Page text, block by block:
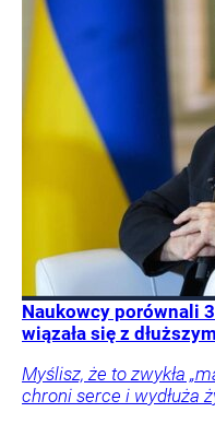
Naukowcy porównali
wiązała się z
Myślisz, że to zwykła
chroni serce i wydłuża